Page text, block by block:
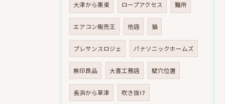
大津から栗東 ロープアクセス 難所
エアコン販売王 他店 猫
プレサンスロジェ パナソニックホームズ
無印良品 大喜工務店 壁穴位置
長浜から草津 吹き抜け